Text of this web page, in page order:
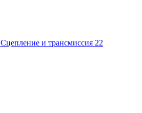
Сцепление и трансмиссия 22